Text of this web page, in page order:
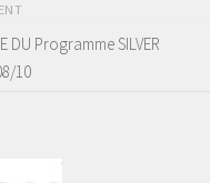
DU Programme SILVER
10